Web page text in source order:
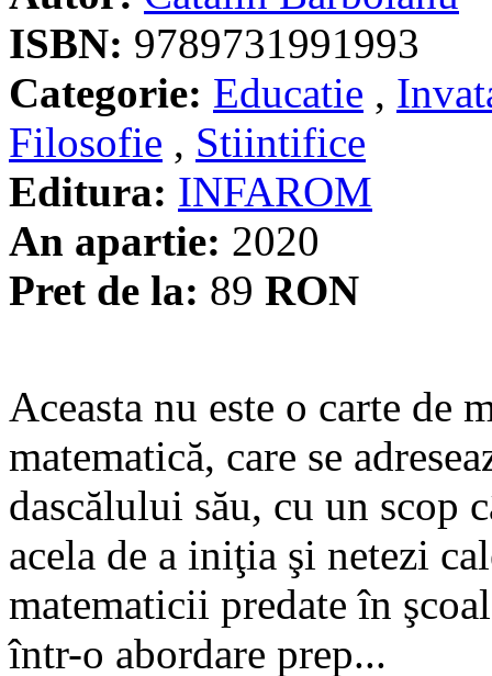
ISBN: 9789731991993
Categorie: Educatie ,
Filosofie , Stiintifice
Editura: INFAROM
An apartie: 2020
Pret de la: 89 RON
Aceasta nu este o carte de
matematică, care se
dascălului său, cu un scop
acela de a iniţia şi netezi
matematicii predate în
într-o abordare prep...